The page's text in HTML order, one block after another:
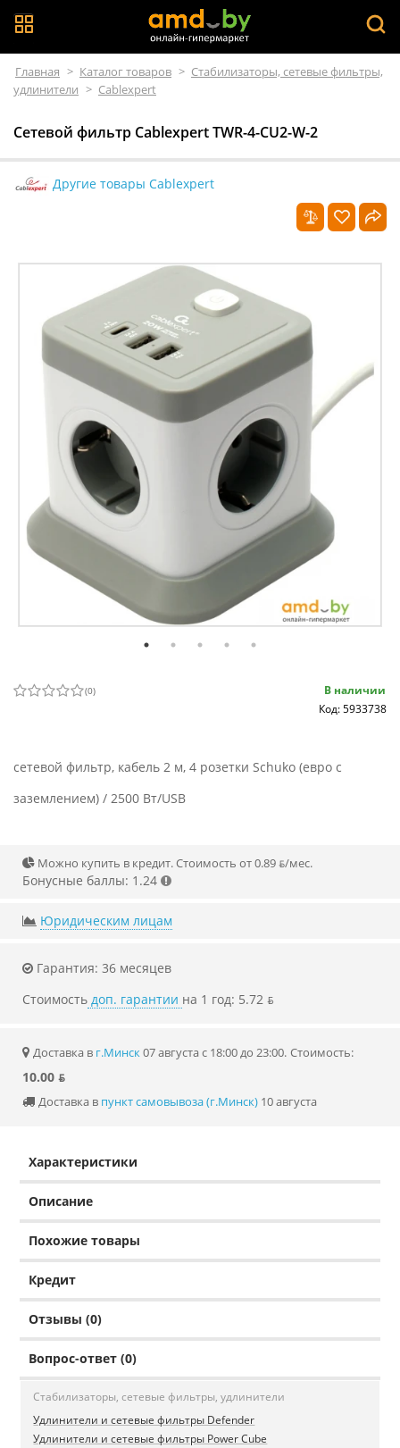
Главная > Каталог товаров > Стабилизаторы, сетевые фильтры,
удлинители > Cablexpert
Сетевой фильтр Cablexpert TWR-4-CU2-W-2
Другие товары Cablexpert
(0)
В наличии
Код: 5933738
сетевой фильтр, кабель 2 м, 4 розетки Schuko (евро с
заземлением) / 2500 Вт/USB
Можно купить в кредит. Стоимость от 0.89 ƃ/мec.
Бонусные баллы: 1.24
Юридическим лицам
Гарантия: 36 месяцев
Стоимость доп. гарантии на 1 год: 5.72 ƃ
Доставка в г.Минск07 августа с 18:00 до 23:00. Стоимость:
10.00 ƃ
Доставка в пункт самовывоза (г.Минск) 10 августа
Характеристики
Описание
Похожие товары
Кредит
Отзывы (0)
Вопрос-ответ (0)
Стабилизаторы, сетевые фильтры, удлинители
Удлинители и сетевые фильтры Defender
Удлинители и сетевые фильтры Power Cube